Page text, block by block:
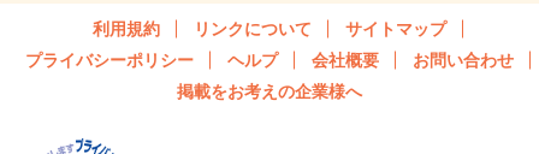
利用規約 リンクについて
サイトマップ
プライバシーポリシー
ヘルプ 会社概要
お問い合わせ
掲載をお考えの企業様へ